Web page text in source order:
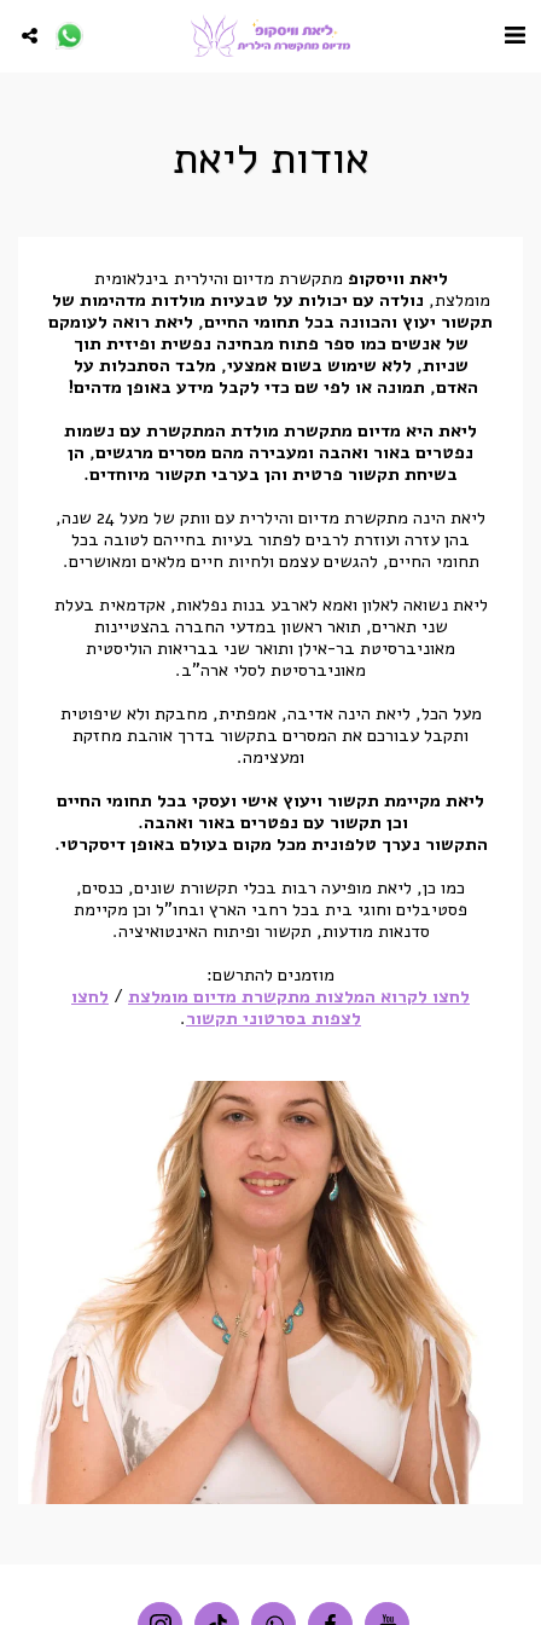
אודות ליאת
ליאת וויסקופ מתקשרת מדיום והילרית בינלאומית
מומלצת, נולדה עם יכולות על טבעיות מולדות מדהימות של
תקשור יעוץ והכוונה בכל תחומי החיים, ליאת רואה לעומקם
של אנשים כמו ספר פתוח מבחינה נפשית ופיזית תוך
שניות, ללא שימוש בשום אמצעי, מלבד הסתכלות על
האדם, תמונה או לפי שם כדי לקבל מידע באופן מדהים!
ליאת היא מדיום מתקשרת מולדת המתקשרת עם נשמות
נפטרים באור ואהבה ומעבירה מהם מסרים מרגשים, הן
בשיחת תקשור פרטית והן בערבי תקשור מיוחדים.
ליאת הינה מתקשרת מדיום והילרית עם וותק של מעל 24 שנה,
בהן עזרה ועוזרת לרבים לפתור בעיות בחייהם לטובה בכל
תחומי החיים, להגשים עצמם ולחיות חיים מלאים ומאושרים.
ליאת נשואה לאלון ואמא לארבע בנות נפלאות, אקדמאית בעלת
שני תארים, תואר ראשון במדעי החברה בהצטיינות
מאוניברסיטת בר-אילן ותואר שני בבריאות הוליסטית
מאוניברסיטת לסלי ארה"ב.
מעל הכל, ליאת הינה אדיבה, אמפתית, מחבקת ולא שיפוטית
ותקבל עבורכם את המסרים בתקשור בדרך אוהבת מחזקת
ומעצימה.
ליאת מקיימת תקשור ויעוץ אישי ועסקי בכל תחומי החיים
וכן תקשור עם נפטרים באור ואהבה.
התקשור נערך טלפונית מכל מקום בעולם באופן דיסקרטי.
כמו כן, ליאת מופיעה רבות בכלי תקשורת שונים, כנסים,
פסטיבלים וחוגי בית בכל רחבי הארץ ובחו"ל וכן מקיימת
סדנאות מודעות, תקשור ופיתוח האינטואיציה.
מוזמנים להתרשם:
לחצו לקרוא המלצות מתקשרת מדיום מומלצת / לחצו
לצפות בסרטוני תקשור.